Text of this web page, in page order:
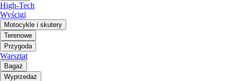
High-Tech
Wyścigi
Motocykle i skutery
Terenowe
Przygoda
Warsztat
Bagaż
Wyprzedaż